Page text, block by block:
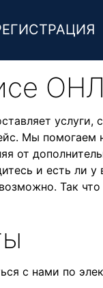
услуги,
Мы помогаем
от
и есть ли
Так
с нами по